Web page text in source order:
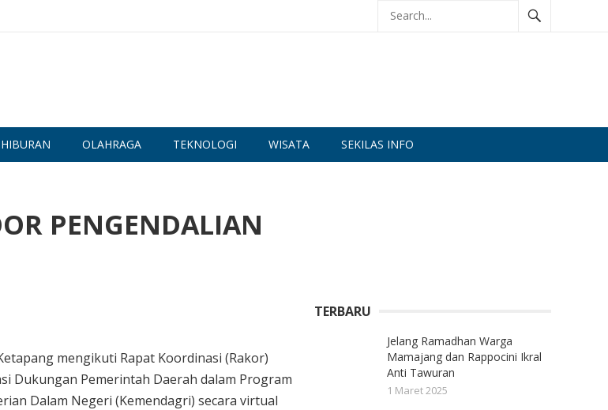
HIBURAN OLAHRAGA TEKNOLOGI WISATA SEKILAS INFO
PENGENDALIAN
mengikuti Rapat Koordinasi (Rakor)
Dukungan Pemerintah Daerah dalam Program
Dalam Negeri (Kemendagri) secara virtual
TERBARU
Jelang Ramadhan Warga
Mamajang dan Rappocini Ikral
Anti Tawuran
1 Maret 2025